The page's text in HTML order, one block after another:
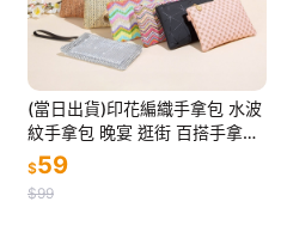
(當日出貨)印花編織手拿包 水波
紋手拿包 晚宴 逛街 百搭手拿包
個性手拿包 彩色水拿包 時尚簡
約手拿包(CA011)
$59
$99